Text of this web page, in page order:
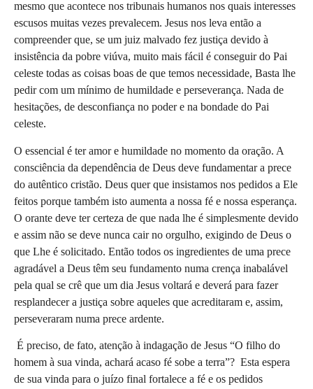
mesmo que acontece nos tribunais humanos nos quais interesses
escusos muitas vezes prevalecem. Jesus nos leva então a
compreender que, se um juiz malvado fez justiça devido à
insistência da pobre viúva, muito mais fácil é conseguir do Pai
celeste todas as coisas boas de que temos necessidade, Basta lhe
pedir com um mínimo de humildade e perseverança. Nada de
hesitações, de desconfiança no poder e na bondade do Pai
celeste.
O essencial é ter amor e humildade no momento da oração. A
consciência da dependência de Deus deve fundamentar a prece
do autêntico cristão. Deus quer que insistamos nos pedidos a Ele
feitos porque também isto aumenta a nossa fé e nossa esperança.
O orante deve ter certeza de que nada lhe é simplesmente devido
e assim não se deve nunca cair no orgulho, exigindo de Deus o
que Lhe é solicitado. Então todos os ingredientes de uma prece
agradável a Deus têm seu fundamento numa crença inabalável
pela qual se crê que um dia Jesus voltará e deverá para fazer
resplandecer a justiça sobre aqueles que acreditaram e, assim,
perseveraram numa prece ardente.
É preciso, de fato, atenção à indagação de Jesus “O filho do
homem à sua vinda, achará acaso fé sobe a terra”? Esta espera
de sua vinda para o juízo final fortalece a fé e os pedidos